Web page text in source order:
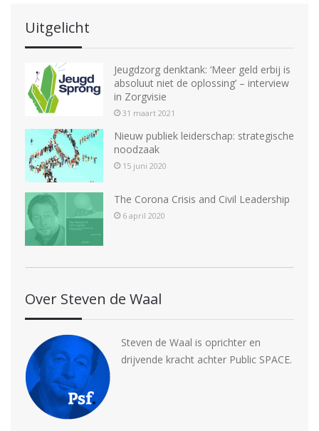
Uitgelicht
Jeugdzorg denktank: ‘Meer geld erbij is
absoluut niet de oplossing’ – interview
in Zorgvisie
31 maart 2021
Nieuw publiek leiderschap: strategische
noodzaak
15 juni 2020
The Corona Crisis and Civil Leadership
6 april 2020
Over Steven de Waal
Steven de Waal is oprichter en
drijvende kracht achter Public SPACE.